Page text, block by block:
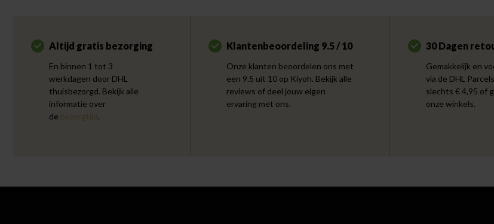
Altijd gratis bezorging
En binnen 1 tot 3
werkdagen door DHL
thuisbezorgd. Bekijk alle
informatie over
de bezorgtijd.
Klantenbeoordeling 9.5 / 10
Onze klanten beoordelen ons met
een 9.5 uit 10 op Kiyoh. Bekijk alle
reviews of deel jouw eigen
ervaring met ons.
30 Dagen
Gemakkelijk en
via de DHL
slechts € 4,95 of
onze winkels.